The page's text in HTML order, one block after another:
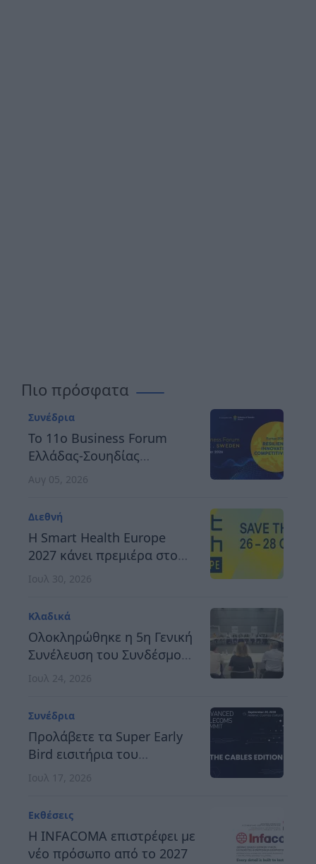
Πιο πρόσφατα
Συνέδρια
Το 11ο Business Forum
Ελλάδας-Σουηδίας
αναδεικνύει τον δρόμο
καινοτόμο και
ανταγωνιστική Ευρώπη
Αυγ 05, 2026
Διεθνή
H Smart Health Europe
2027 κάνει πρεμιέρα στο
Βερολίνο, στις 26 έως 28
Ιουλ 30, 2026
Κλαδικά
Ολοκληρώθηκε η 5η Γενική
Συνέλευση του Συνδέσμου
Οργανωτών &
Ελλάδος
Ιουλ 24, 2026
Συνέδρια
Προλάβετε τα Super Early
Bird εισιτήρια του
Advanced Telecoms
Ιουλ 17, 2026
Εκθέσεις
Η INFACOMA επιστρέφει με
νέο πρόσωπο από το 2027